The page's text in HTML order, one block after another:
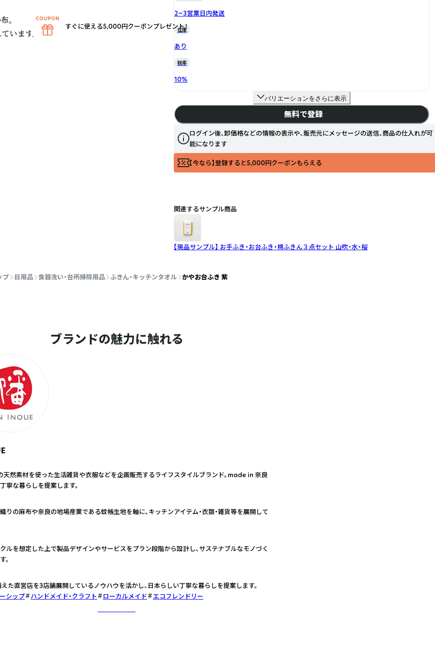
。
います。
2~3営業日内発送
在庫
あり
税率
10%
バリエーションをさらに表示
無料で登録
ログイン後、卸価格などの情報の表示や、販売元にメッセージの送信、商品の仕入れが可
能になります
【今なら】登録すると5,000円クーポンもらえる
関連するサンプル商品
【現品サンプル】 お手ふき・お台ふき・棉ふきん３点セット 山吹・水・桜
プ 日用品 食器洗い・台所掃除用品 ふきん・キッチンタオル かやお台ふき 紫
ブランドの魅力に触れる
天然素材を使った生活雑貨や衣服などを企画販売するライフスタイルブランド。made in 奈良
寧な暮らしを提案します。
りの麻布や奈良の地場産業である蚊帳生地を軸に、キッチンアイテム・衣類・雑貨等を展開して
ルを想定した上で製品デザインやサービスをプラン段階から設計し、サステナブルなモノづく
。
た直営店を3店舗展開しているノウハウを活かし、日本らしい丁寧な暮らしを提案します。
シップ
ハンドメイド・クラフト ローカルメイド
エコフレンドリー
すぐに使える5,000円クーポンプレゼント！